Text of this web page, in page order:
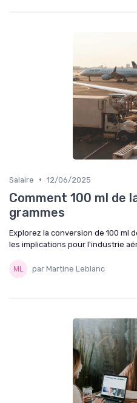
Salaire • 12/06/2025
Comment 100 ml de
grammes
Explorez la conversion de 100 ml
les implications pour l'industrie
par Martine Leblanc